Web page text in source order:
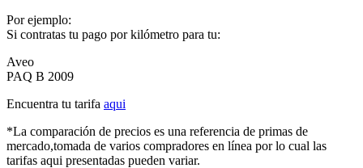
Por ejemplo:
Si contratas tu pago por kilómetro para tu:
Aveo
PAQ B 2009
Encuentra tu tarifa aqui
*La comparación de precios es una referencia de primas de
mercado,tomada de varios compradores en línea por lo cual las
tarifas aqui presentadas pueden variar.